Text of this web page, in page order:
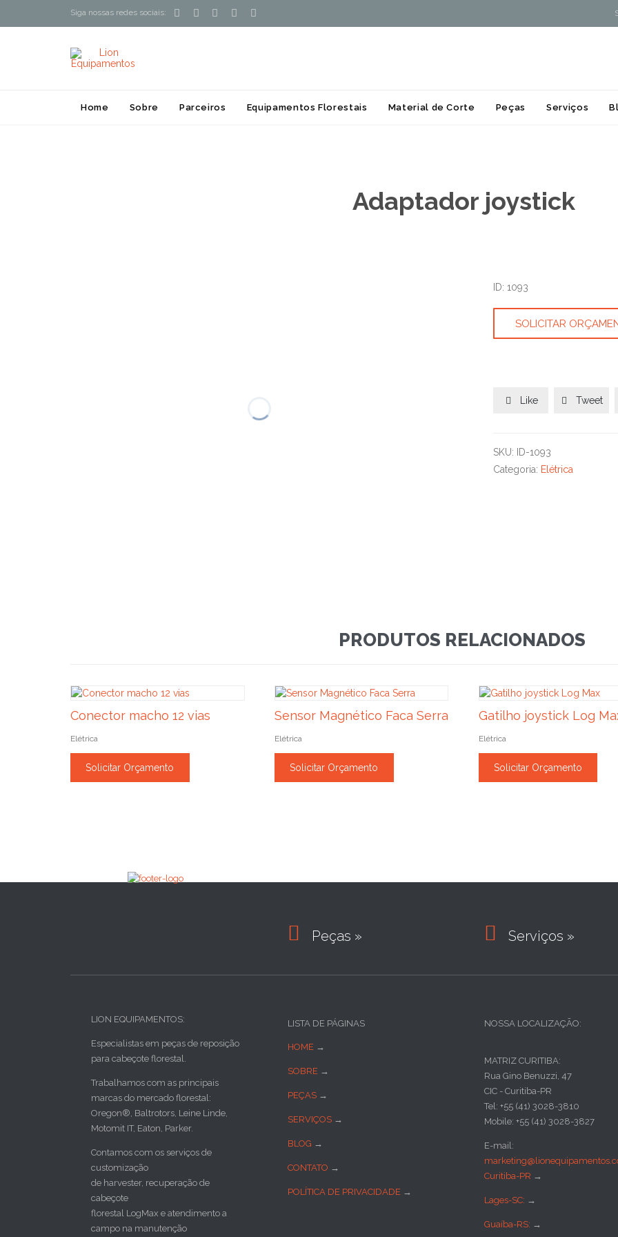
Siga nossas redes sociais:     
to
Home Sobre Parceiros Equipamentos Florestais Material de Corte Peças Serviços
Adaptador joystick
ID: 1093
SOLICITAR
 Like  Tweet
SKU:
ID-1093
Categoria: Elétrica
PRODUTOS RELACIONADOS
Conector macho 12 vias
Elétrica
Solicitar Orçamento
Sensor Magnético Faca Serra
Elétrica
Solicitar Orçamento
Gatilho joystick Log
Elétrica
Solicitar Orçamento
 Peças »  Serviços »
LION EQUIPAMENTOS:
Especialistas em peças de reposição
para cabeçote florestal.
Trabalhamos com as principais
marcas do mercado florestal:
Oregon®, Baltrotors, Leine Linde,
Motomit IT, Eaton, Parker.
Contamos com os serviços de
customização
de harvester, recuperação de
cabeçote
florestal LogMax e atendimento a
campo na manutenção
LISTA DE PÁGINAS
HOME →
SOBRE →
PEÇAS →
SERVIÇOS →
BLOG →
CONTATO →
POLÍTICA DE PRIVACIDADE →
NOSSA LOCALIZAÇÃO:
MATRIZ CURITIBA:
Rua Gino Benuzzi, 47
CIC - Curitiba-PR
Tel: +55 (41) 3028-3810
Mobile: +55 (41) 3028-3827
E-mail:
Curitiba-PR →
Lages-SC: →
Guaíba-RS: →